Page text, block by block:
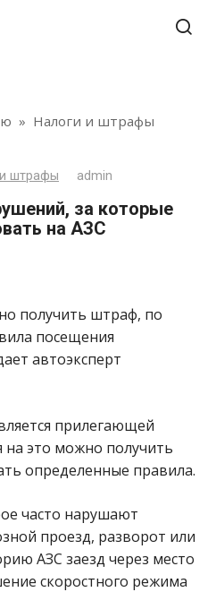
» Налоги и штрафы
штрафы admin
за которые
на АЗС
получить штраф, по
посещения
автоэксперт
прилегающей
на это можно получить
определенные правила.
часто нарушают
проезд, разворот или
АЗС заезд через место
скоростного режима